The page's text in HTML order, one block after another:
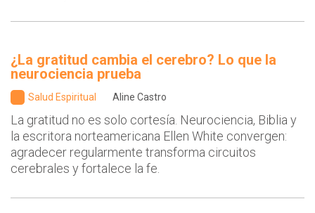
¿La gratitud cambia el cerebro? Lo que la
neurociencia prueba
Salud Espiritual Aline Castro
La gratitud no es solo cortesía. Neurociencia, Biblia y
la escritora norteamericana Ellen White convergen:
agradecer regularmente transforma circuitos
cerebrales y fortalece la fe.